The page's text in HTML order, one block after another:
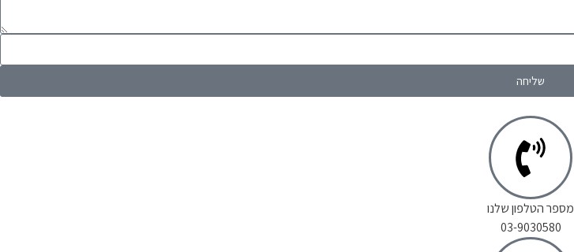
שליחה
מספר הטלפון שלנו
03-9030580